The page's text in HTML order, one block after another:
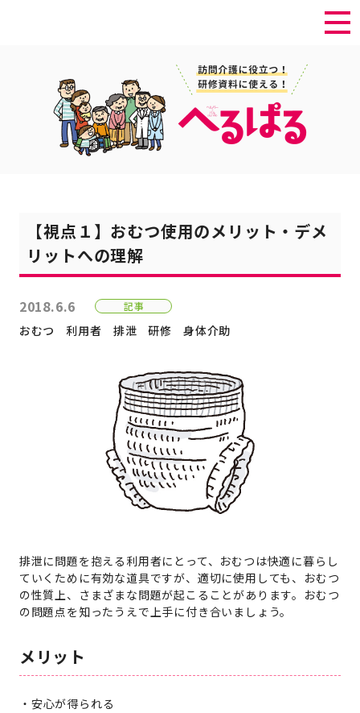
【視点１】おむつ使用のメリット・デメ
リットへの理解
2018.6.6 記事
おむつ 利用者 排泄 研修 身体介助
排泄に問題を抱える利用者にとって、おむつは快適に暮らし
ていくために有効な道具ですが、適切に使用しても、おむつ
の性質上、さまざまな問題が起こることがあります。おむつ
の問題点を知ったうえで上手に付き合いましょう。
メリット
安心が得られる